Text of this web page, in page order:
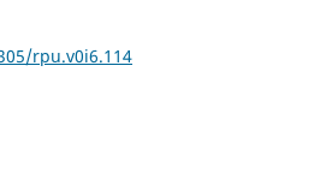
rpu.v0i6.114